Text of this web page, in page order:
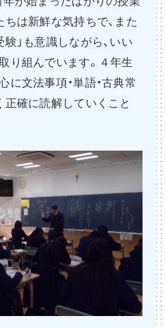
ちは新鮮な気持ちで、また
」も意識しながら、いい
り組んでいます。４年生
文法事項・単語・古典常
正確に読解していくこと